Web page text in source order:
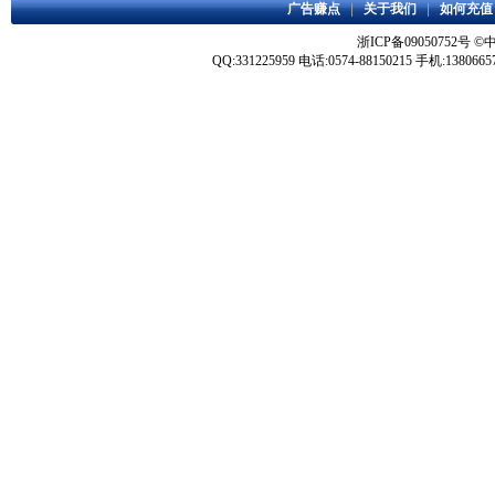
广告赚点|关于我们|如何充值
浙ICP备09050752号 ©
QQ:331225959 电话:0574-88150215 手机